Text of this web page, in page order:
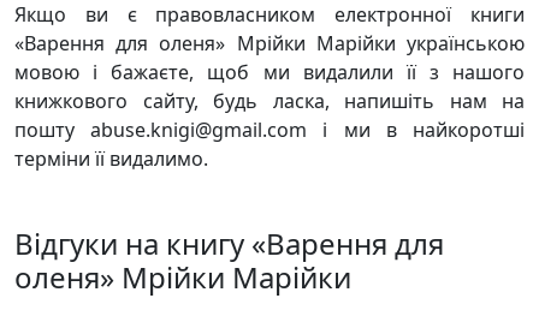
Якщо ви є правовласником електронної книги
«Варення для оленя» Мрійки Марійки українською
мовою і бажаєте, щоб ми видалили її з нашого
книжкового сайту, будь ласка, напишіть нам на
пошту abuse.knigi@gmail.com і ми в найкоротші
терміни її видалимо.
Відгуки на книгу «Варення для
оленя» Мрійки Марійки